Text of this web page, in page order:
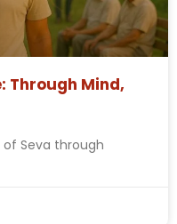
Through Mind,
Seva through